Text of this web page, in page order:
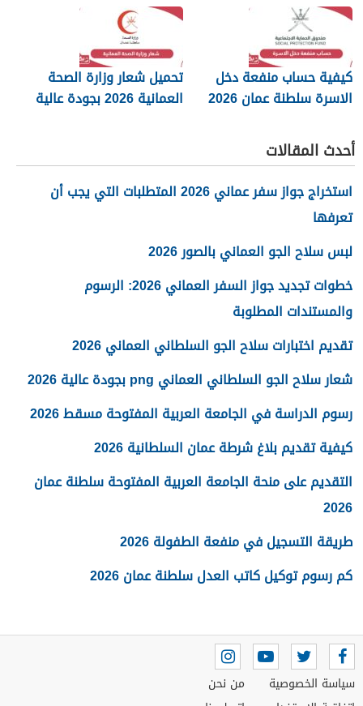
كيفية حساب منفعة دخل
الاسرة سلطنة عمان 2026
تحميل شعار وزارة الصحة
العمانية 2026 بجودة عالية
أحدث المقالات
استخراج جواز سفر عماني 2026 المتطلبات التي يجب أن
تعرفها
لبس سلاح الجو العماني بالصور 2026
خطوات تجديد جواز السفر العماني 2026: الرسوم
والمستندات المطلوبة
تقديم اختبارات سلاح الجو السلطاني العماني 2026
شعار سلاح الجو السلطاني العماني png بجودة عالية 2026
رسوم الدراسة في الجامعة العربية المفتوحة مسقط 2026
كيفية تقديم بلاغ شرطة عمان السلطانية 2026
التقديم على منحة الجامعة العربية المفتوحة سلطنة عمان
2026
طريقة التسجيل في منفعة الطفولة 2026
كم رسوم توكيل كاتب العدل سلطنة عمان 2026
سياسة الخصوصية
من نحن